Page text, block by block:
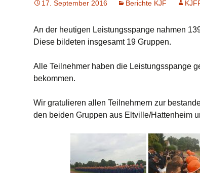
17. September 2016 Berichte KJF
An der heutigen Leistungsspange nahmen
Diese bildeten insgesamt 19 Gruppen.
Alle Teilnehmer haben die Leistungsspange
bekommen.
Wir gratulieren allen Teilnehmern zur
den beiden Gruppen aus Eltville/Hattenheim